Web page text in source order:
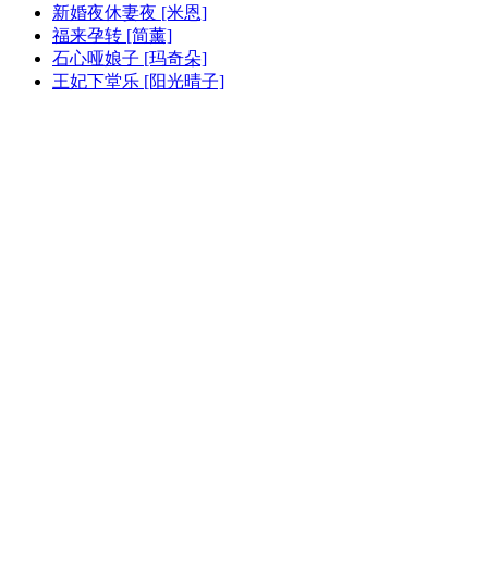
新婚夜休妻夜 [米恩]
福来孕转 [简薰]
石心哑娘子 [玛奇朵]
王妃下堂乐 [阳光晴子]